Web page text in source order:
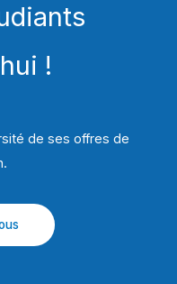
!
de ses offres de